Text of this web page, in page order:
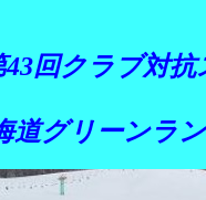
43回クラブ対
道グリーンラ